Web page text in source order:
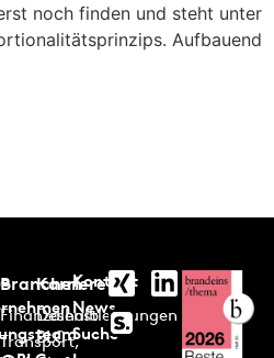
noch finden und steht unter
Aufbauend
Branchen
Finanzdienstleistungen
Transport,
Karriere
Deshalb
BLC
Kontakt
News
Suche